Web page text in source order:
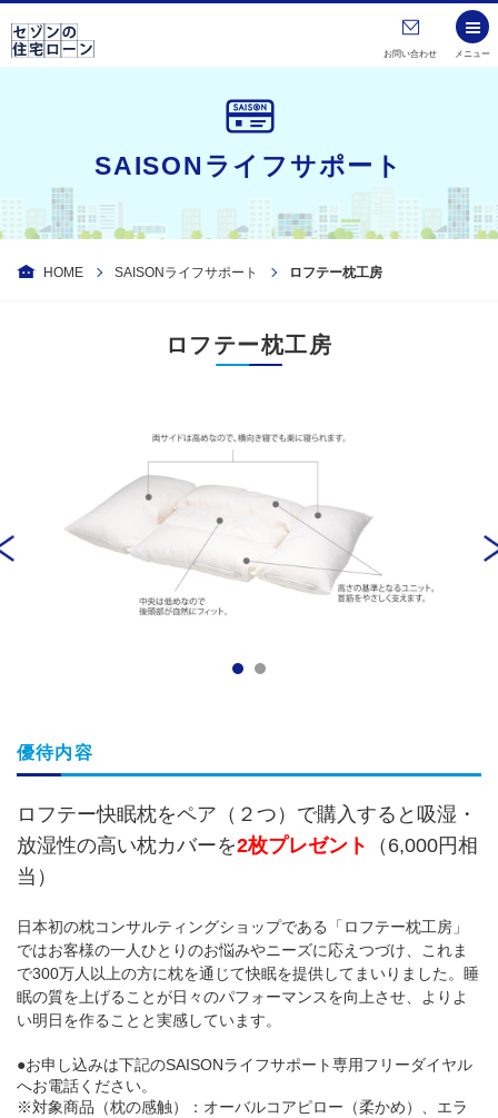
お問い合わせ メニュー
SAISONライフサポート
HOME SAISONライフサポート ロフテー枕工房
ロフテー枕工房
優待内容
ロフテー快眠枕をペア（２つ）で購入すると 吸湿・
放湿性の高い枕カバーを2枚プレゼント
（6,000円相
当）
日本初の枕コンサルティングショップである「ロフテー枕工房」
ではお客様の一人ひとりのお悩みやニーズに応えつづけ、これま
で300万人以上の方に枕を通じて快眠を提供してまいりました。睡
眠の質を上げることが日々のパフォーマンスを向上させ、よりよ
い明日を作ることと実感しています。
●お申し込みは下記のSAISONライフサポート専用フリーダイヤル
へお電話ください。
※対象商品（枕の感触）：オーバルコアピロー（柔かめ）、エラ